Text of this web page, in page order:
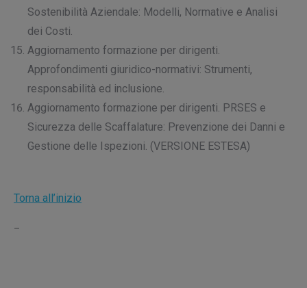
Sostenibilità Aziendale: Modelli, Normative e Analisi
dei Costi.
Aggiornamento formazione per dirigenti.
Approfondimenti giuridico-normativi: Strumenti,
responsabilità ed inclusione.
Aggiornamento formazione per dirigenti. PRSES e
Sicurezza delle Scaffalature: Prevenzione dei Danni e
Gestione delle Ispezioni. (VERSIONE ESTESA)
Torna all’inizio